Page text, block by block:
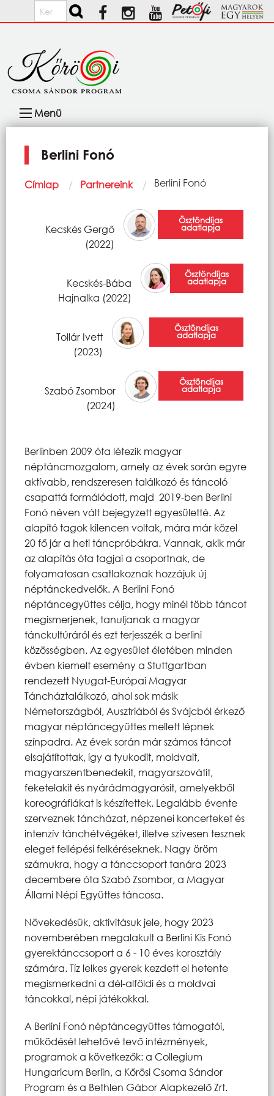
Ugrás a tartalomra
Keresés
navigáció
Menü
Berlini Fonó
Morzsa
Címlap Partnereink Current:
Berlini Fonó
Kecskés Gergő
(2022)
Ösztöndíjas
adatlapja
Kecskés-Bába
Hajnalka (2022)
Ösztöndíjas
adatlapja
Tollár Ivett
(2023)
Ösztöndíjas
adatlapja
Szabó Zsombor
(2024)
Ösztöndíjas
adatlapja
Berlinben 2009 óta létezik magyar
néptáncmozgalom, amely az évek során egyre
aktívabb, rendszeresen találkozó és táncoló
csapattá formálódott, majd 2019-ben Berlini
Fonó néven vált bejegyzett egyesületté. Az
alapító tagok kilencen voltak, mára már közel
20 fő jár a heti táncpróbákra. Vannak, akik már
az alapítás óta tagjai a csoportnak, de
folyamatosan csatlakoznak hozzájuk új
néptánckedvelők. A Berlini Fonó
néptáncegyüttes célja, hogy minél több táncot
megismerjenek, tanuljanak a magyar
tánckultúráról és ezt terjesszék a berlini
közösségben. Az egyesület életében minden
évben kiemelt esemény a Stuttgartban
rendezett Nyugat-Európai Magyar
Táncháztalálkozó, ahol sok másik
Németországból, Ausztriából és Svájcból érkező
magyar néptáncegyüttes mellett lépnek
színpadra. Az évek során már számos táncot
elsajátítottak, így a tyukodit, moldvait,
magyarszentbenedekit, magyarszovátit,
feketelakit és nyárádmagyarósit, amelyekből
koreográfiákat is készítettek. Legalább évente
szerveznek táncházat, népzenei koncerteket és
intenzív tánchétvégéket, illetve szívesen tesznek
eleget fellépési felkéréseknek. Nagy öröm
számukra, hogy a tánccsoport tanára 2023
decembere óta Szabó Zsombor, a Magyar
Állami Népi Együttes táncosa.
Növekedésük, aktivitásuk jele, hogy 2023
novemberében megalakult a Berlini Kis Fonó
gyerektánccsoport a 6 - 10 éves korosztály
számára. Tíz lelkes gyerek kezdett el hetente
megismerkedni a dél-alföldi és a moldvai
táncokkal, népi játékokkal.
A Berlini Fonó néptáncegyüttes támogatói,
működését lehetővé tevő intézmények,
programok a következők: a Collegium
Hungaricum Berlin, a Kőrösi Csoma Sándor
Program és a Bethlen Gábor Alapkezelő Zrt.